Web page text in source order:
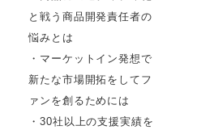
と戦う商品開発責任者の
悩みとは
・マーケットイン発想で
新たな市場開拓をしてフ
ァンを創るためには
・30社以上の支援実績を